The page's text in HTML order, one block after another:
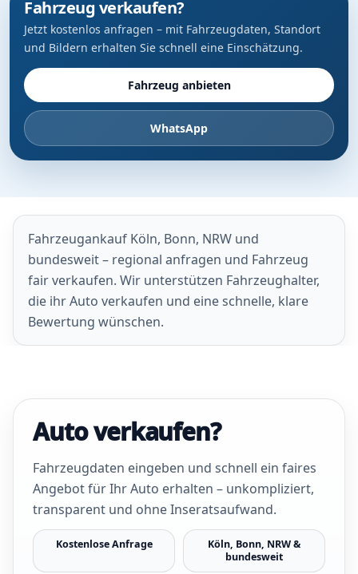
Fahrzeug verkaufen?
Jetzt kostenlos anfragen – mit Fahrzeugdaten, Standort
und Bildern erhalten Sie schnell eine Einschätzung.
Fahrzeug anbieten
WhatsApp
Fahrzeugankauf Köln, Bonn, NRW und
bundesweit – regional anfragen und Fahrzeug
fair verkaufen. Wir unterstützen Fahrzeughalter,
die ihr Auto verkaufen und eine schnelle, klare
Bewertung wünschen.
Auto verkaufen?
Fahrzeugdaten eingeben und schnell ein faires
Angebot für Ihr Auto erhalten – unkompliziert,
transparent und ohne Inseratsaufwand.
Kostenlose Anfrage
Köln, Bonn, NRW &
bundesweit